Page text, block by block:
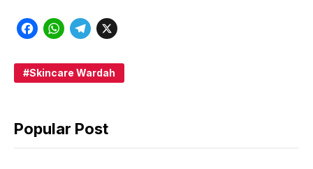
F
c
o
W
a
A
T
l
r
X
Skincare Wardah
Popular Post